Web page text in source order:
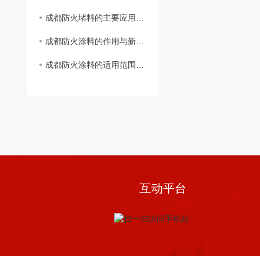
成都防火堵料的主要应用范围
成都防火涂料的作用与新型防火材料
成都防火涂料的适用范围与区分
互动平台